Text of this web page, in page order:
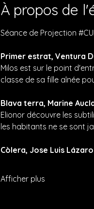
À propos de
Séance de Projection
Primer estrat, Ventura
Milos est sur le point
classe de sa fille aînée
Blava terra, Marine
Elionor découvre les
les habitants ne se sont
Còlera, Jose Luis
Afficher plus